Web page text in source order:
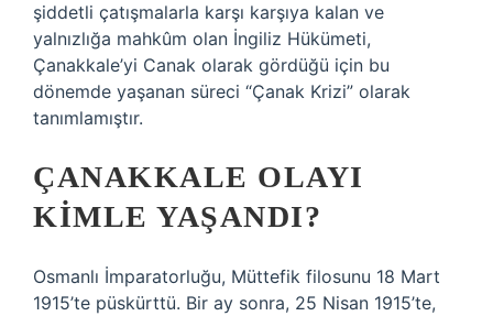
şiddetli çatışmalarla karşı karşıya kalan ve
yalnızlığa mahkûm olan İngiliz Hükümeti,
Çanakkale’yi Canak olarak gördüğü için bu
dönemde yaşanan süreci “Çanak Krizi” olarak
tanımlamıştır.
ÇANAKKALE OLAYI
KIMLE YAŞANDI?
Osmanlı İmparatorluğu, Müttefik filosunu 18 Mart
1915’te püskürttü. Bir ay sonra, 25 Nisan 1915’te,